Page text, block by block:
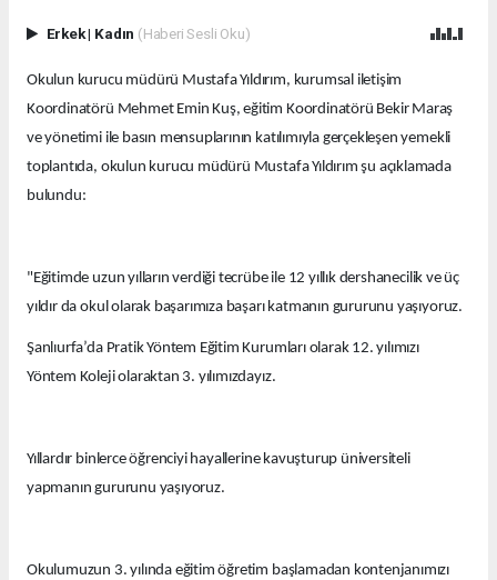
Erkek| Kadın (Haberi Sesli Oku)
Okulun kurucu müdürü Mustafa Yıldırım, kurumsal iletişim
Koordinatörü Mehmet Emin Kuş, eğitim Koordinatörü Bekir Maraş
ve yönetimi ile basın mensuplarının katılımıyla gerçekleşen yemekli
toplantıda, okulun kurucu müdürü Mustafa Yıldırım şu açıklamada
bulundu:
"Eğitimde uzun yılların verdiği tecrübe ile 12 yıllık dershanecilik ve üç
yıldır da okul olarak başarımıza başarı katmanın gururunu yaşıyoruz.
Şanlıurfa’da Pratik Yöntem Eğitim Kurumları olarak 12. yılımızı
Yöntem Koleji olaraktan 3. yılımızdayız.
Yıllardır binlerce öğrenciyi hayallerine kavuşturup üniversiteli
yapmanın gururunu yaşıyoruz.
Okulumuzun 3. yılında eğitim öğretim başlamadan kontenjanımızı